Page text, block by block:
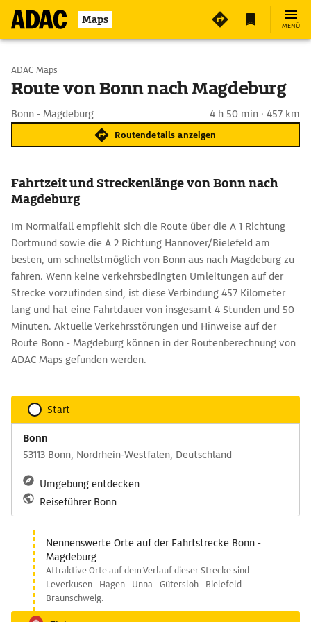
Maps MENÜ
Start wählen
ADAC Maps
Route von Bonn nach Magdeburg
Bonn - Magdeburg 4 h 50 min · 457 km
Routendetails anzeigen
Fahrtzeit und Streckenlänge von Bonn nach
Magdeburg
Im Normalfall empfiehlt sich die Route über die A 1 Richtung
Dortmund sowie die A 2 Richtung Hannover/Bielefeld am
besten, um schnellstmöglich von Bonn aus nach Magdeburg zu
fahren. Wenn keine verkehrsbedingten Umleitungen auf der
Strecke vorzufinden sind, ist diese Verbindung 457 Kilometer
lang und hat eine Fahrtdauer von insgesamt 4 Stunden und 50
Minuten. Aktuelle Verkehrsstörungen und Hinweise auf der
Route Bonn - Magdeburg können in der Routenberechnung von
ADAC Maps gefunden werden.
Start
Bonn
53113 Bonn, Nordrhein-Westfalen, Deutschland
Umgebung entdecken
Reiseführer Bonn
Nennenswerte Orte auf der Fahrtstrecke Bonn -
Magdeburg
Attraktive Orte auf dem Verlauf dieser Strecke sind
Leverkusen - Hagen - Unna - Gütersloh - Bielefeld -
Braunschweig.